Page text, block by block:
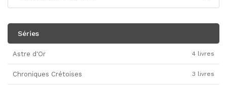
Séries
Astre d'Or 4 livres
Chroniques Crétoises 3 livres